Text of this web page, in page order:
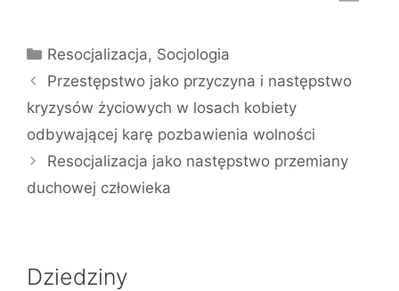
Kategorie
Resocjalizacja, Socjologia
Przestępstwo jako przyczyna i następstwo
kryzysów życiowych w losach kobiety
odbywającej karę pozbawienia wolności
Resocjalizacja jako następstwo przemiany
duchowej człowieka
Dziedziny